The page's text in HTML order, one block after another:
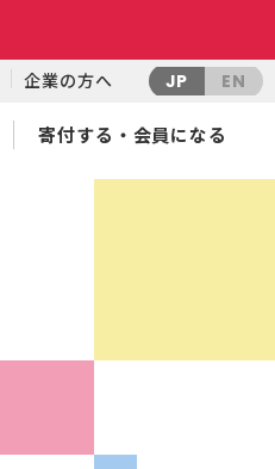
企業の方へ JP EN
寄付する・会員になる